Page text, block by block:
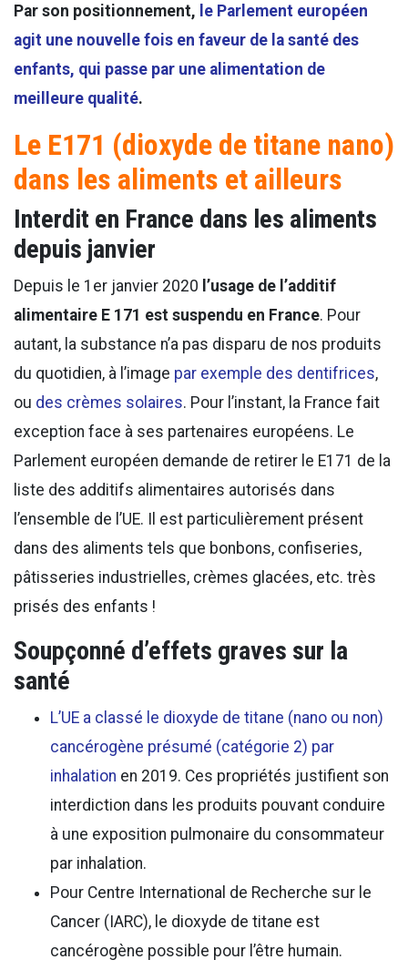
Par son positionnement, le Parlement européen
agit une nouvelle fois en faveur de la santé des
enfants, qui passe par une alimentation de
meilleure qualité.
Le E171 (dioxyde de titane nano)
dans les aliments et ailleurs
Interdit en France dans les aliments
depuis janvier
Depuis le 1er janvier 2020 l’usage de l’additif
alimentaire E 171 est suspendu en France. Pour
autant, la substance n’a pas disparu de nos produits
du quotidien, à l’image par exemple des dentifrices,
ou des crèmes solaires. Pour l’instant, la France fait
exception face à ses partenaires européens. Le
Parlement européen demande de retirer le E171 de la
liste des additifs alimentaires autorisés dans
l’ensemble de l’UE. Il est particulièrement présent
dans des aliments tels que bonbons, confiseries,
pâtisseries industrielles, crèmes glacées, etc. très
prisés des enfants !
Soupçonné d’effets graves sur la
santé
L’UE a classé le dioxyde de titane (nano ou non)
cancérogène présumé (catégorie 2) par
inhalation en 2019. Ces propriétés justifient son
interdiction dans les produits pouvant conduire
à une exposition pulmonaire du consommateur
par inhalation.
Pour Centre International de Recherche sur le
Cancer (IARC), le dioxyde de titane est
cancérogène possible pour l’être humain.